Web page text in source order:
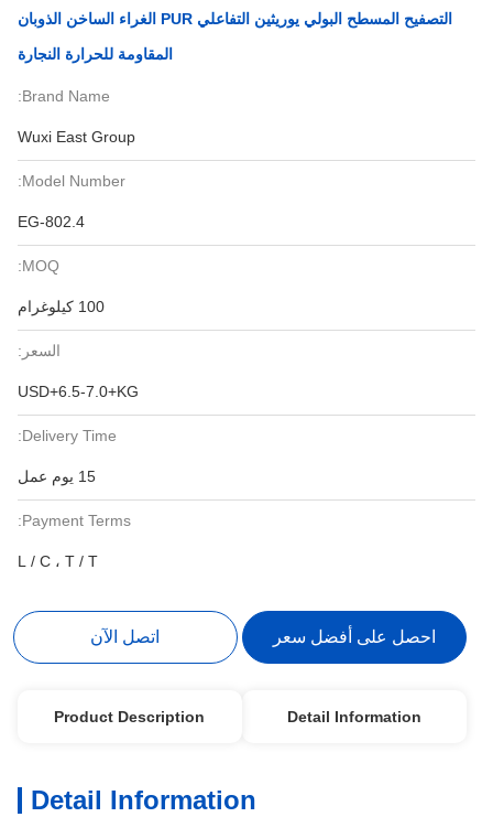
التصفيح المسطح البولي يوريثين التفاعلي PUR الغراء الساخن الذوبان
المقاومة للحرارة النجارة
Brand Name:
Wuxi East Group
Model Number:
EG-802.4
MOQ:
100 كيلوغرام
السعر:
USD+6.5-7.0+KG
Delivery Time:
15 يوم عمل
Payment Terms:
L / C ، T / T
احصل على أفضل سعر اتصل الآن
Detail Information
Product Description
Detail Information